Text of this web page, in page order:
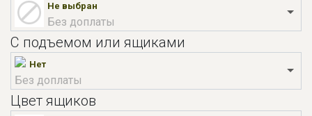
Не выбран
Без доплаты
С подъемом или ящиками
Нет
Без доплаты
Цвет ящиков